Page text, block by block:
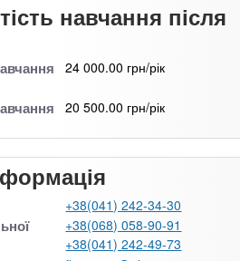
навчання після
24 000.00 грн/рік
20 500.00 грн/рік
+38(041) 242-34-30
+38(068) 058-90-91
+38(041) 242-49-73